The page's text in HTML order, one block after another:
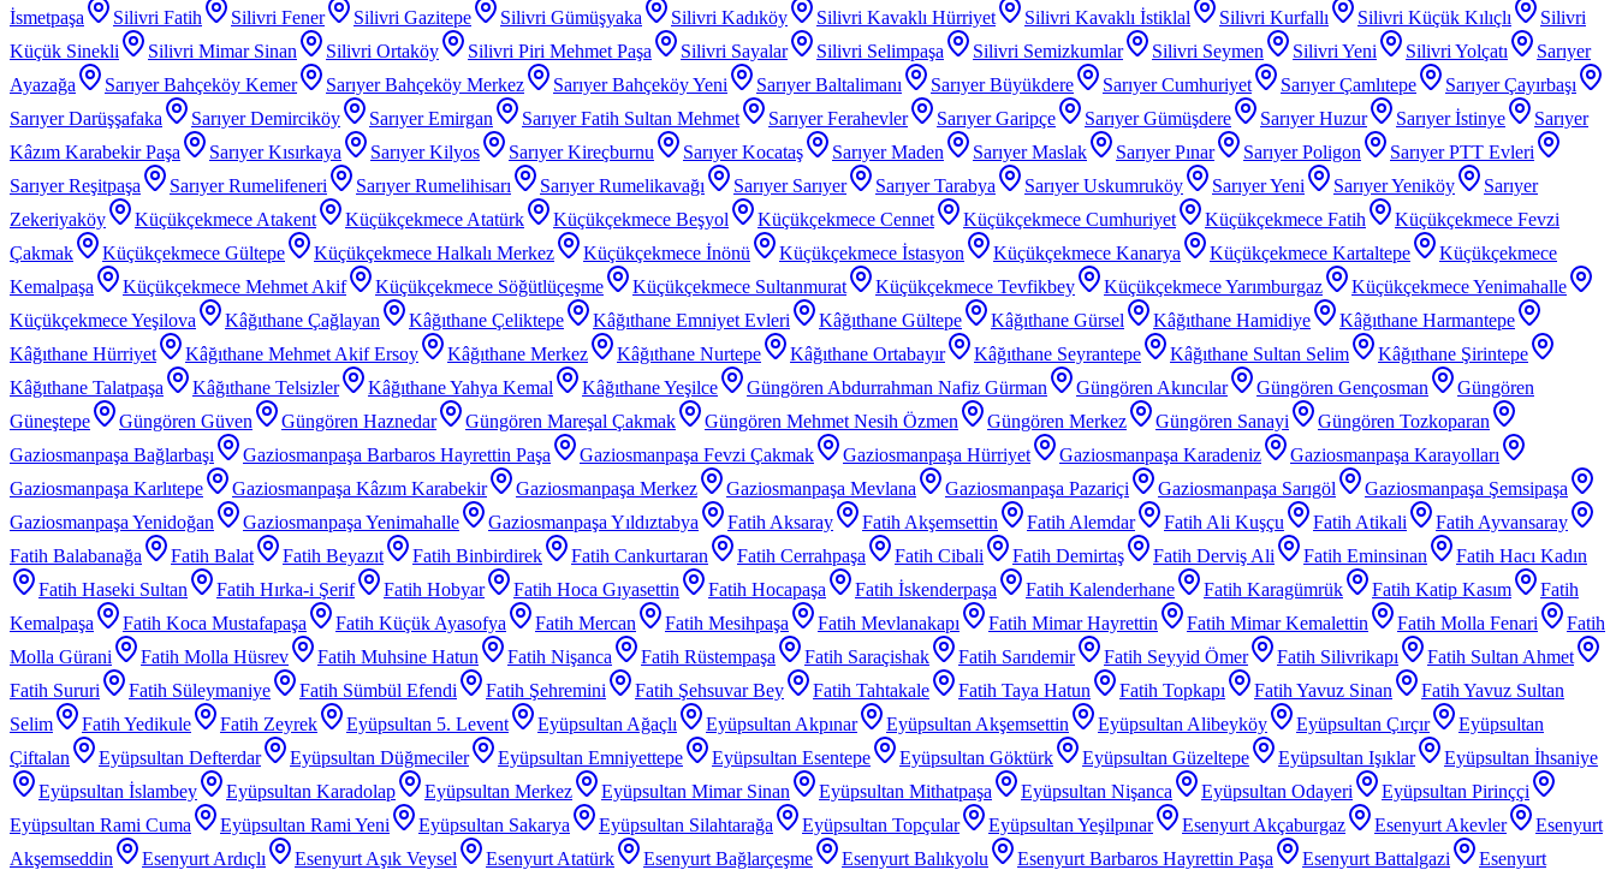
İsmetpaşa
Silivri Fatih Silivri Fener Silivri Gazitepe Silivri Gümüşyaka Silivri Kadıköy Silivri Kavaklı Hürriyet Silivri Kavaklı İstiklal Silivri Kurfallı Silivri Küçük Kılıçlı
Silivri
Küçük Sinekli
Silivri Mimar Sinan Silivri Ortaköy Silivri Piri Mehmet Paşa Silivri Sayalar Silivri Selimpaşa Silivri Semizkumlar Silivri Seymen Silivri Yeni Silivri Yolçatı
Sarıyer
Ayazağa
Sarıyer Bahçeköy Kemer Sarıyer Bahçeköy Merkez Sarıyer Bahçeköy Yeni Sarıyer Baltalimanı Sarıyer Büyükdere Sarıyer Cumhuriyet Sarıyer Çamlıtepe
Sarıyer Çayırbaşı
Sarıyer Darüşşafaka
Sarıyer Demirciköy Sarıyer Emirgan Sarıyer Fatih Sultan Mehmet Sarıyer Ferahevler Sarıyer Garipçe Sarıyer Gümüşdere Sarıyer Huzur Sarıyer İstinye
Sarıyer
Kâzım Karabekir Paşa
Sarıyer Kısırkaya Sarıyer Kilyos Sarıyer Kireçburnu Sarıyer Kocataş Sarıyer Maden Sarıyer Maslak Sarıyer Pınar Sarıyer Poligon
Sarıyer PTT Evleri
Sarıyer Reşitpaşa
Sarıyer Rumelifeneri Sarıyer Rumelihisarı Sarıyer Rumelikavağı Sarıyer Sarıyer Sarıyer Tarabya Sarıyer Uskumruköy Sarıyer Yeni Sarıyer Yeniköy
Sarıyer
Zekeriyaköy
Küçükçekmece Atakent Küçükçekmece Atatürk Küçükçekmece Beşyol Küçükçekmece Cennet Küçükçekmece Cumhuriyet Küçükçekmece Fatih
Küçükçekmece Fevzi
Çakmak
Küçükçekmece Gültepe Küçükçekmece Halkalı Merkez Küçükçekmece İnönü Küçükçekmece İstasyon Küçükçekmece Kanarya Küçükçekmece Kartaltepe
Küçükçekmece
Kemalpaşa
Küçükçekmece Mehmet Akif Küçükçekmece Söğütlüçeşme Küçükçekmece Sultanmurat Küçükçekmece Tevfikbey Küçükçekmece Yarımburgaz
Küçükçekmece Yenimahalle
Küçükçekmece Yeşilova
Kâğıthane Çağlayan Kâğıthane Çeliktepe Kâğıthane Emniyet Evleri Kâğıthane Gültepe Kâğıthane Gürsel Kâğıthane Hamidiye
Kâğıthane Harmantepe
Kâğıthane Hürriyet
Kâğıthane Mehmet Akif Ersoy Kâğıthane Merkez Kâğıthane Nurtepe Kâğıthane Ortabayır Kâğıthane Seyrantepe Kâğıthane Sultan Selim
Kâğıthane Şirintepe
Kâğıthane Talatpaşa
Kâğıthane Telsizler Kâğıthane Yahya Kemal Kâğıthane Yeşilce Güngören Abdurrahman Nafiz Gürman Güngören Akıncılar Güngören Gençosman
Güngören
Güneştepe
Güngören Güven Güngören Haznedar Güngören Mareşal Çakmak Güngören Mehmet Nesih Özmen Güngören Merkez Güngören Sanayi
Güngören Tozkoparan
Gaziosmanpaşa Bağlarbaşı
Gaziosmanpaşa Barbaros Hayrettin Paşa Gaziosmanpaşa Fevzi Çakmak Gaziosmanpaşa Hürriyet Gaziosmanpaşa Karadeniz
Gaziosmanpaşa Karayolları
Gaziosmanpaşa Karlıtepe
Gaziosmanpaşa Kâzım Karabekir Gaziosmanpaşa Merkez Gaziosmanpaşa Mevlana Gaziosmanpaşa Pazariçi Gaziosmanpaşa Sarıgöl
Gaziosmanpaşa Şemsipaşa
Gaziosmanpaşa Yenidoğan
Gaziosmanpaşa Yenimahalle Gaziosmanpaşa Yıldıztabya Fatih Aksaray Fatih Akşemsettin Fatih Alemdar Fatih Ali Kuşçu Fatih Atikali
Fatih Ayvansaray
Fatih Balabanağa
Fatih Balat Fatih Beyazıt Fatih Binbirdirek Fatih Cankurtaran Fatih Cerrahpaşa Fatih Cibali Fatih Demirtaş Fatih Derviş Ali Fatih Eminsinan
Fatih Hacı Kadın
Fatih Haseki Sultan
Fatih Hırka-i Şerif Fatih Hobyar Fatih Hoca Gıyasettin Fatih Hocapaşa Fatih İskenderpaşa Fatih Kalenderhane Fatih Karagümrük Fatih Katip Kasım
Fatih
Kemalpaşa
Fatih Koca Mustafapaşa Fatih Küçük Ayasofya Fatih Mercan Fatih Mesihpaşa Fatih Mevlanakapı Fatih Mimar Hayrettin Fatih Mimar Kemalettin Fatih Molla Fenari
Fatih
Molla Gürani
Fatih Molla Hüsrev Fatih Muhsine Hatun Fatih Nişanca Fatih Rüstempaşa Fatih Saraçishak Fatih Sarıdemir Fatih Seyyid Ömer Fatih Silivrikapı
Fatih Sultan Ahmet
Fatih Sururi
Fatih Süleymaniye Fatih Sümbül Efendi Fatih Şehremini Fatih Şehsuvar Bey Fatih Tahtakale Fatih Taya Hatun Fatih Topkapı Fatih Yavuz Sinan
Fatih Yavuz Sultan
Selim
Fatih Yedikule Fatih Zeyrek Eyüpsultan 5. Levent Eyüpsultan Ağaçlı Eyüpsultan Akpınar Eyüpsultan Akşemsettin Eyüpsultan Alibeyköy Eyüpsultan Çırçır
Eyüpsultan
Çiftalan
Eyüpsultan Defterdar Eyüpsultan Düğmeciler Eyüpsultan Emniyettepe Eyüpsultan Esentepe Eyüpsultan Göktürk Eyüpsultan Güzeltepe Eyüpsultan Işıklar
Eyüpsultan İhsaniye
Eyüpsultan İslambey
Eyüpsultan Karadolap Eyüpsultan Merkez Eyüpsultan Mimar Sinan Eyüpsultan Mithatpaşa Eyüpsultan Nişanca Eyüpsultan Odayeri
Eyüpsultan Pirinççi
Eyüpsultan Rami Cuma
Eyüpsultan Rami Yeni Eyüpsultan Sakarya Eyüpsultan Silahtarağa Eyüpsultan Topçular Eyüpsultan Yeşilpınar Esenyurt Akçaburgaz Esenyurt Akevler
Esenyurt
Akşemseddin
Esenyurt Ardıçlı Esenyurt Aşık Veysel Esenyurt Atatürk Esenyurt Bağlarçeşme Esenyurt Balıkyolu Esenyurt Barbaros Hayrettin Paşa Esenyurt Battalgazi
Esenyurt